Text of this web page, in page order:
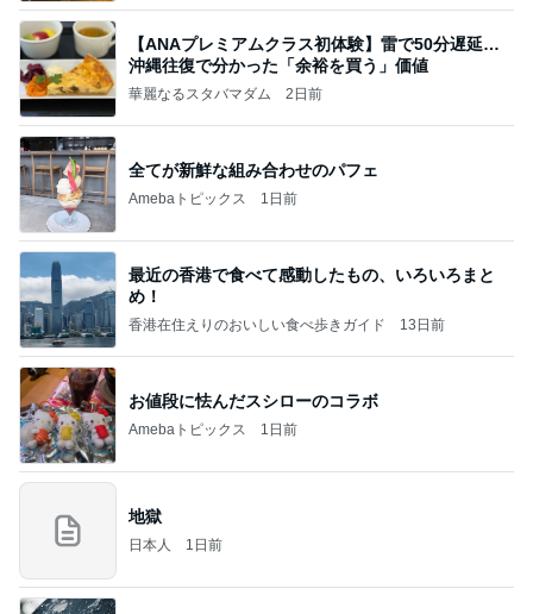
【ANAプレミアムクラス初体験】雷で50分遅延…
沖縄往復で分かった「余裕を買う」価値
華麗なるスタバマダム 2日前
全てが新鮮な組み合わせのパフェ
Amebaトピックス 1日前
最近の香港で食べて感動したもの、いろいろまと
め！
香港在住えりのおいしい食べ歩きガイド 13日前
お値段に怯んだスシローのコラボ
Amebaトピックス 1日前
地獄
日本人 1日前